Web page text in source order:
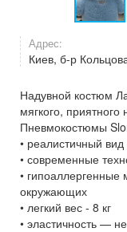
Адрес:
Киев, б-р
Надувной костюм
мягкого,
Пневмокостюмы
• реалистичный вид
• современные
•
окружающих
• легкий вес - 8 кг
• эластичность —